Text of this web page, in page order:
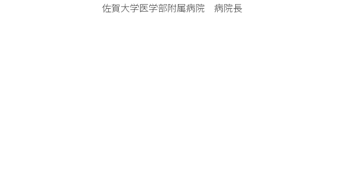
佐賀大学医学部附属病院 病院長